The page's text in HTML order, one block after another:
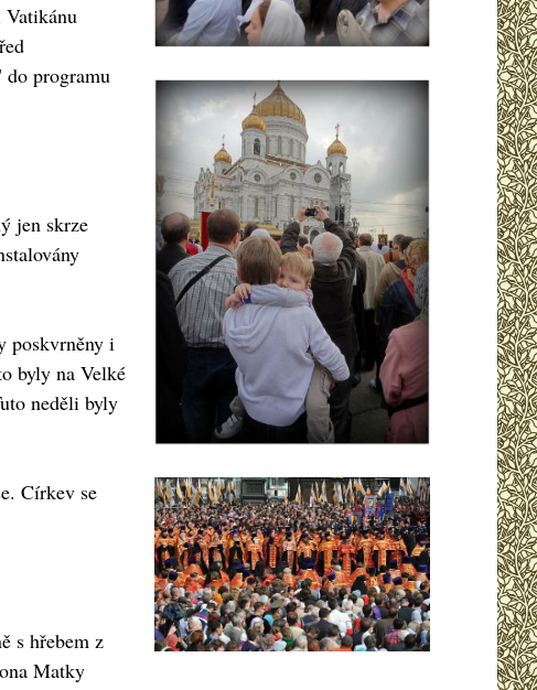
programu
jen skrze
poskvrněny i
byly na Velké
neděli byly
Církev se
s hřebem z
Matky